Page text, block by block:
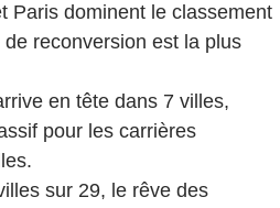
Paris dominent le classement
reconversion est la plus
en tête dans 7 villes,
pour les carrières
sur 29, le rêve des